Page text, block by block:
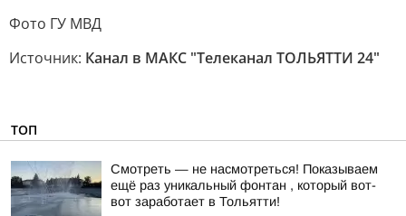
Фото ГУ МВД
Источник: Канал в МАКС "Телеканал ТОЛЬЯТТИ 24"
ТОП
Смотреть — не насмотреться! Показываем
ещё раз уникальный фонтан , который вот-
вот заработает в Тольятти!